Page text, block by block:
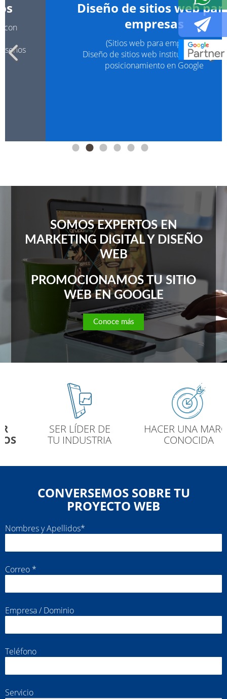
Diseño de sitios web para
empresas
(Sitios web para empresas)
Diseño de sitios web institucionales con
posicionamiento en Google
SOMOS EXPERTOS EN
MARKETING DIGITAL Y DISEÑO
WEB
PROMOCIONAMOS TU SITIO
WEB EN GOOGLE
Conoce más
SER LÍDER DE
TU INDUSTRIA
HACER UNA MARCA
CONOCIDA
CONVERSEMOS SOBRE TU
PROYECTO WEB
Nombres y Apellidos*
Correo *
Empresa / Dominio
Teléfono
Servicio